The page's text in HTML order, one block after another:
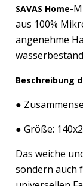
SAVAS Home-
aus 100%
angenehme
Beschreibung
●
● Größe:
Das weiche
sondern auch